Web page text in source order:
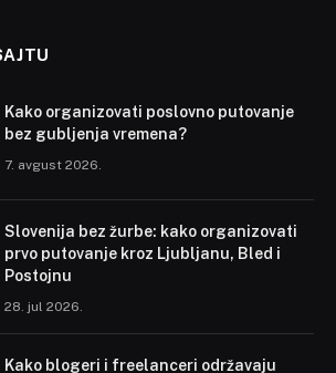
Kako organizovati poslovno putovanje
bez gubljenja vremena?
7. avgust 2026.
Slovenija bez žurbe: kako organizovati
prvo putovanje kroz Ljubljanu, Bled i
Postojnu
28. jul 2026.
Kako blogeri i freelanceri održavaju